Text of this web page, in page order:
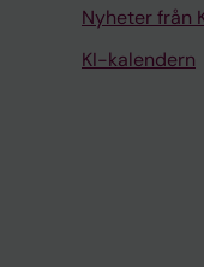
Nyheter från
KI-kalendern